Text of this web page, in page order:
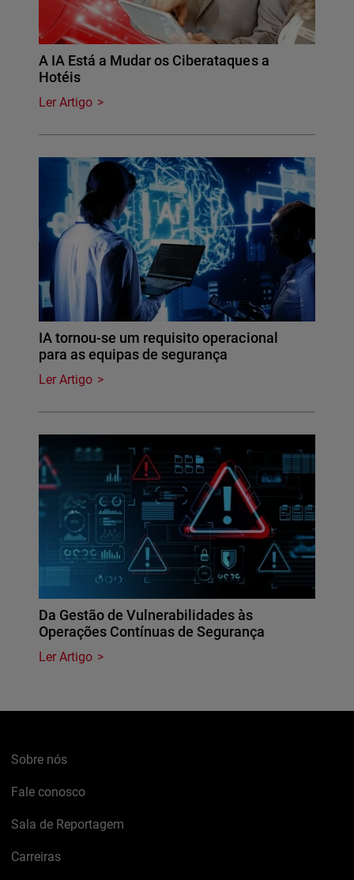
A IA Está a Mudar os Ciberataques a
Hotéis
Ler Artigo
IA tornou-se um requisito operacional
para as equipas de segurança
Ler Artigo
Da Gestão de Vulnerabilidades às
Operações Contínuas de Segurança
Ler Artigo
Sobre nós
Fale conosco
Sala de Reportagem
Carreiras